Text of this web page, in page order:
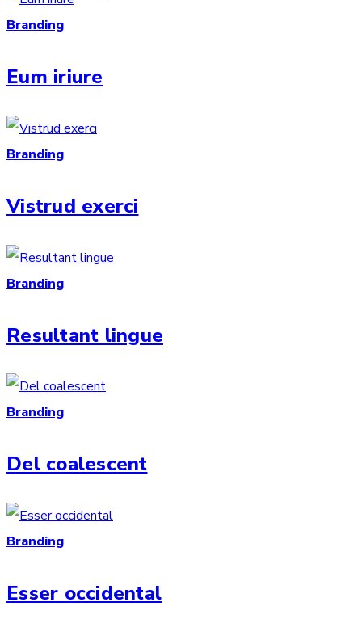
Branding
Eum iriure
Branding
Vistrud exerci
Branding
Resultant lingue
Branding
Del coalescent
Branding
Esser occidental